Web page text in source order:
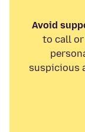
Avoid
to call or
suspicious